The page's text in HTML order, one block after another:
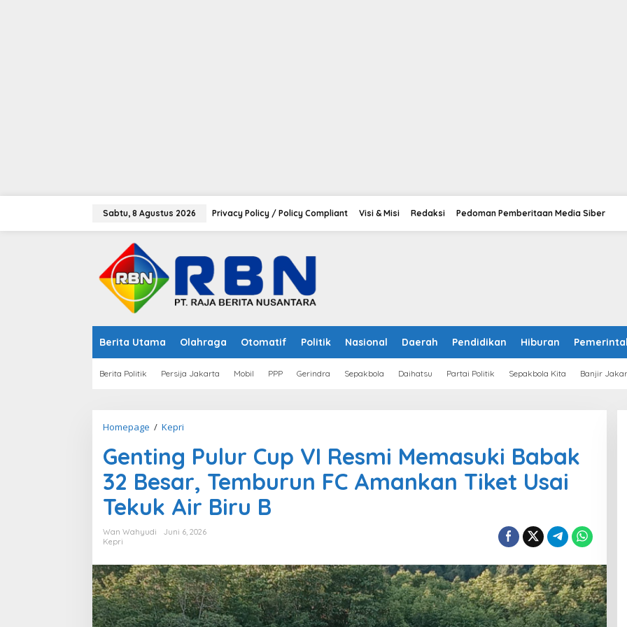
Sabtu, 8 Agustus 2026 Privacy Policy / Policy Compliant Visi & Misi Redaksi Pedoman Pemberitaan Media Siber
Berita Utama Olahraga Otomatif Politik Nasional Daerah Pendidikan Hiburan
Berita Politik Persija Jakarta Mobil PPP Gerindra Sepakbola Daihatsu Partai Politik Sepakbola Kita Banjir
Homepage / Kepri
n
g
P
u
r
C
u
p
V
Genting Pulur Cup VI Resmi Memasuki Babak
32 Besar, Temburun FC Amankan Tiket Usai
Tekuk Air Biru B
Wan Wahyudi
Juni 6, 2026
Kepri